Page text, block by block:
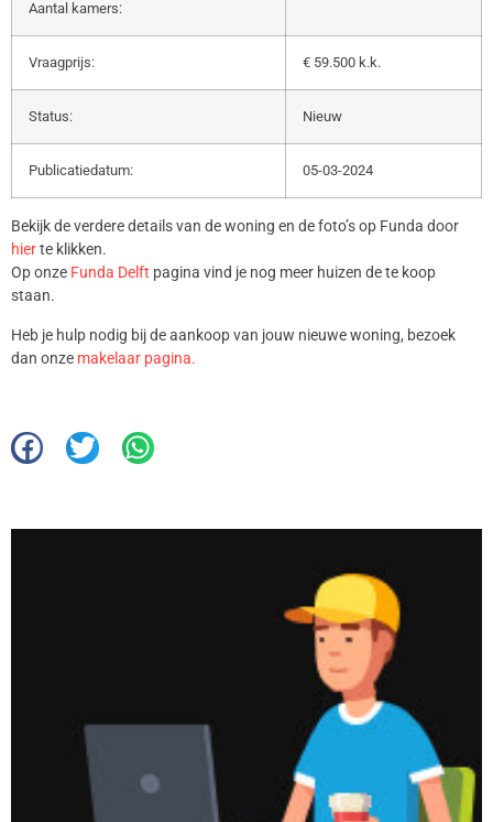
Aantal kamers:
Vraagprijs: € 59.500 k.k.
Status: Nieuw
Publicatiedatum: 05-03-2024
Bekijk de verdere details van de woning en de foto’s op Funda door
hierte klikken.
Op onze Funda Delft pagina vind je nog meer huizen de te koop
staan.
Heb je hulp nodig bij de aankoop van jouw nieuwe woning, bezoek
dan onze makelaar pagina.